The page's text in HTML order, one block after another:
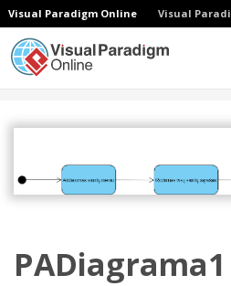
Visual Paradigm Online Visual
PADiagrama1